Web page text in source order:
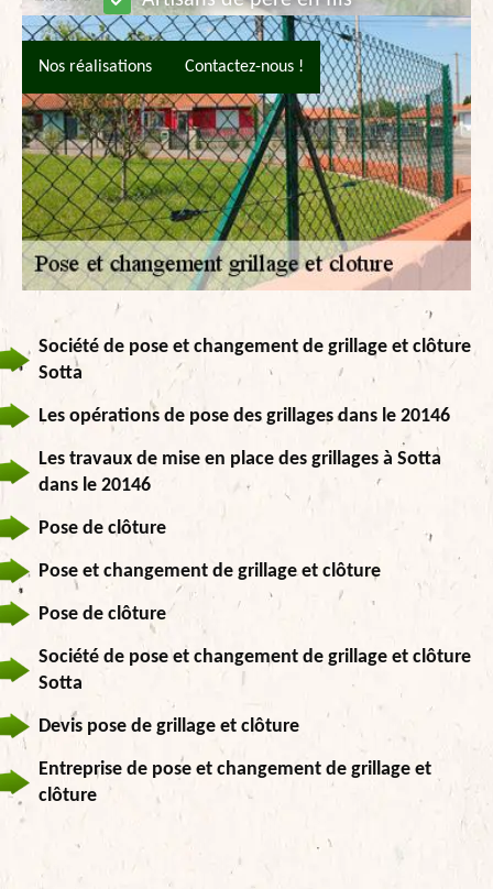
Nos réalisations Contactez-nous !
Société de pose et changement de grillage et clôture
Sotta
Les opérations de pose des grillages dans le 20146
Les travaux de mise en place des grillages à Sotta
dans le 20146
Pose de clôture
Pose et changement de grillage et clôture
Pose de clôture
Société de pose et changement de grillage et clôture
Sotta
Devis pose de grillage et clôture
Entreprise de pose et changement de grillage et
clôture